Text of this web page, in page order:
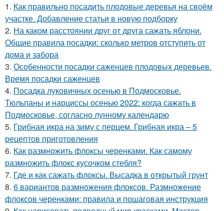
1. Как правильно посадить плодовые деревья на своём
участке. Добавление статьи в новую подборку
2. На каком расстоянии друг от друга сажать яблони.
Общие правила посадки: сколько метров отступить от
дома и забора
3. Особенности посадки саженцев плодовых деревьев.
Время посадки саженцев
4. Посадка луковичных осенью в Подмосковье.
Тюльпаны и нарциссы осенью 2022: когда сажать в
Подмосковье, согласно лунному календарю
5. Грибная икра на зиму с перцем. Грибная икра – 5
рецептов приготовления
6. Как размножить флоксы черенками. Как самому
размножить флокс кусочком стебля?
7. Где и как сажать флоксы. Высадка в открытый грунт
8. 6 вариантов размножения флоксов. Размножение
флоксов черенками: правила и пошаговая инструкция